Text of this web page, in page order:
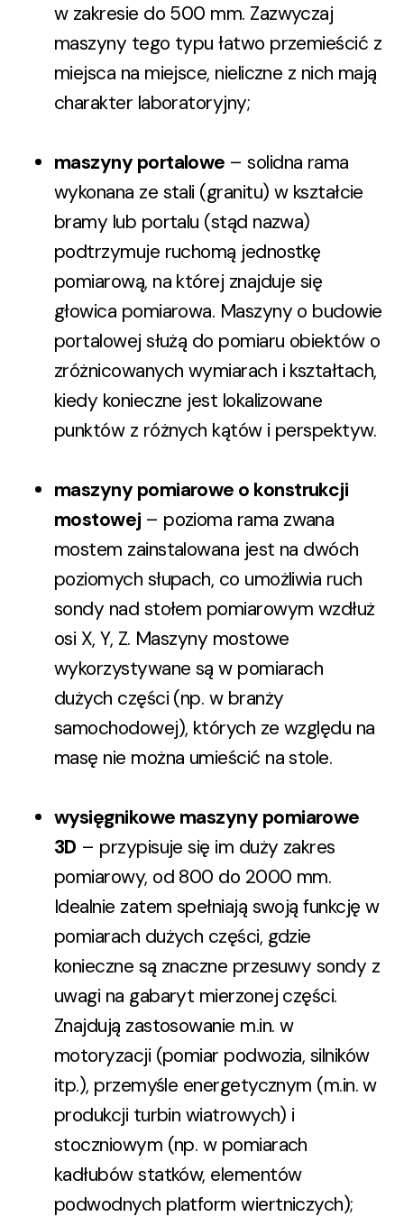
w zakresie do 500 mm. Zazwyczaj
maszyny tego typu łatwo przemieścić z
miejsca na miejsce, nieliczne z nich mają
charakter laboratoryjny;
maszyny portalowe – solidna rama
wykonana ze stali (granitu) w kształcie
bramy lub portalu (stąd nazwa)
podtrzymuje ruchomą jednostkę
pomiarową, na której znajduje się
głowica pomiarowa. Maszyny o budowie
portalowej służą do pomiaru obiektów o
zróżnicowanych wymiarach i kształtach,
kiedy konieczne jest lokalizowane
punktów z różnych kątów i perspektyw.
maszyny pomiarowe o konstrukcji
mostowej – pozioma rama zwana
mostem zainstalowana jest na dwóch
poziomych słupach, co umożliwia ruch
sondy nad stołem pomiarowym wzdłuż
osi X, Y, Z. Maszyny mostowe
wykorzystywane są w pomiarach
dużych części (np. w branży
samochodowej), których ze względu na
masę nie można umieścić na stole.
wysięgnikowe maszyny pomiarowe
3D – przypisuje się im duży zakres
pomiarowy, od 800 do 2000 mm.
Idealnie zatem spełniają swoją funkcję w
pomiarach dużych części, gdzie
konieczne są znaczne przesuwy sondy z
uwagi na gabaryt mierzonej części.
Znajdują zastosowanie m.in. w
motoryzacji (pomiar podwozia, silników
itp.), przemyśle energetycznym (m.in. w
produkcji turbin wiatrowych) i
stoczniowym (np. w pomiarach
kadłubów statków, elementów
podwodnych platform wiertniczych);